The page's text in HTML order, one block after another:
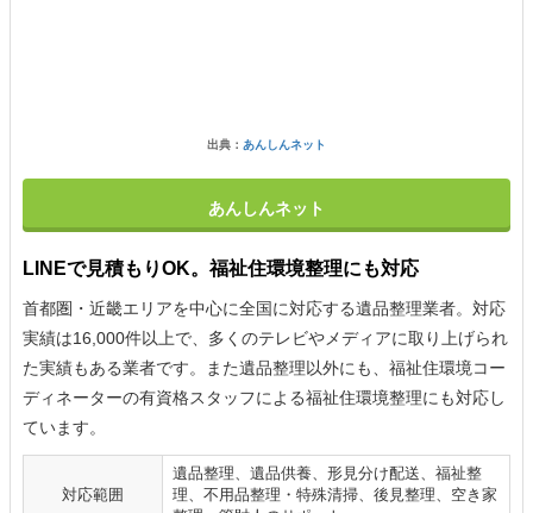
出典： あんしんネット
あんしんネット
LINEで見積もりOK。福祉住環境整理にも対応
首都圏・近畿エリアを中心に全国に対応する遺品整理業者。対応
実績は16,000件以上で、多くのテレビやメディアに取り上げられ
た実績もある業者です。また遺品整理以外にも、福祉住環境コー
ディネーターの有資格スタッフによる福祉住環境整理にも対応し
ています。
対応範囲
遺品整理、遺品供養、形見分け配送、福祉整
理、不用品整理・特殊清掃、後見整理、空き家